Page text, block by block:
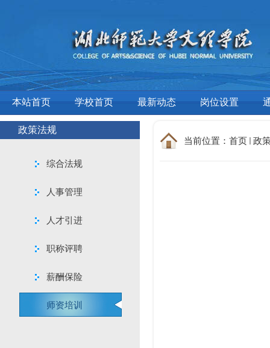
本站首页 学校首页 最新动态 岗位设置
政策法规
综合法规
人事管理
人才引进
职称评聘
薪酬保险
师资培训
当前位置： 首页 政